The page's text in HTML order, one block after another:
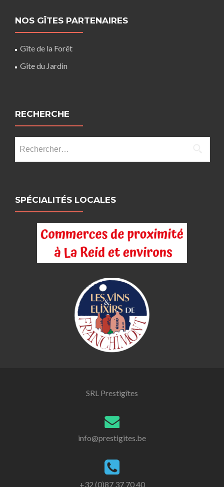
NOS GÎTES PARTENAIRES
Gîte de la Forêt
Gîte du Jardin
RECHERCHE
SPÉCIALITÉS LOCALES
SRL Prestigîtes
info@prestigites.be
+32 (0)87 37 70 40